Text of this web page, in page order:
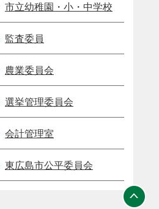
市立幼稚園・小・中学校
監査委員
農業委員会
選挙管理委員会
会計管理室
東広島市公平委員会